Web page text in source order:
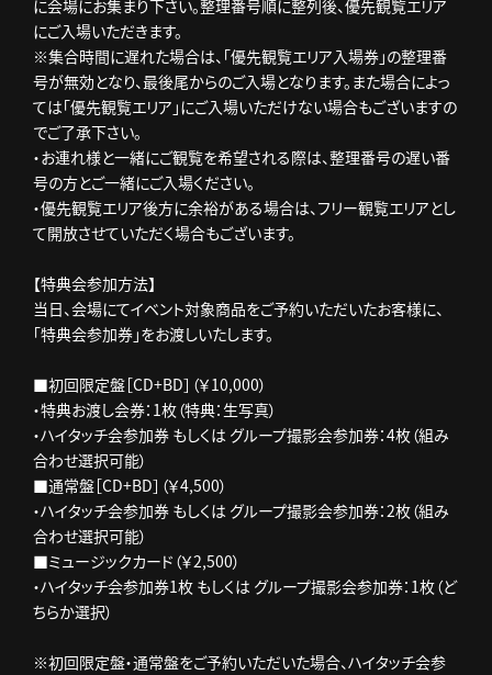
に会場にお集まり下さい。整理番号順に整列後、優先観覧エリア
にご入場いただきます。
※集合時間に遅れた場合は、「優先観覧エリア入場券」の整理番
号が無効となり、最後尾からのご入場となります。また場合によっ
ては「優先観覧エリア」にご入場いただけない場合もございますの
でご了承下さい。
・お連れ様と一緒にご観覧を希望される際は、整理番号の遅い番
号の方とご一緒にご入場ください。
・優先観覧エリア後方に余裕がある場合は、フリー観覧エリアとし
て開放させていただく場合もございます。
【特典会参加方法】
当日、会場にてイベント対象商品をご予約いただいたお客様に、
「特典会参加券」をお渡しいたします。
■初回限定盤［CD+BD］（￥10,000）
・特典お渡し会券：1枚（特典：生写真）
・ハイタッチ会参加券 もしくは グループ撮影会参加券：4枚（組み
合わせ選択可能）
■通常盤［CD+BD］（￥4,500）
・ハイタッチ会参加券 もしくは グループ撮影会参加券：2枚（組み
合わせ選択可能）
■ミュージックカード（￥2,500）
・ハイタッチ会参加券1枚 もしくは グループ撮影会参加券：1枚（ど
ちらか選択）
※初回限定盤・通常盤をご予約いただいた場合、ハイタッチ会参